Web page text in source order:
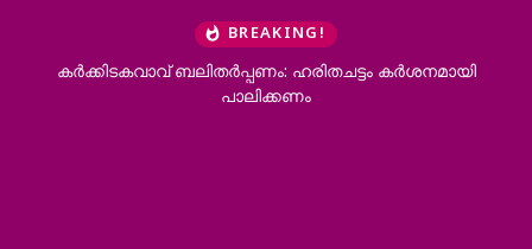
BREAKING!
കര്‍ക്കിടകവാവ് ബലിതര്‍പ്പണം: ഹരിതചട്ടം കര്‍ശനമായി
പാലിക്കണം